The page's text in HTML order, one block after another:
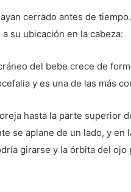
cerrado antes de
su ubicación en la cabeza:
del bebe crece de
y es una de las más
hasta la parte superior
se aplane de un lado, y en
girarse y la órbita del ojo